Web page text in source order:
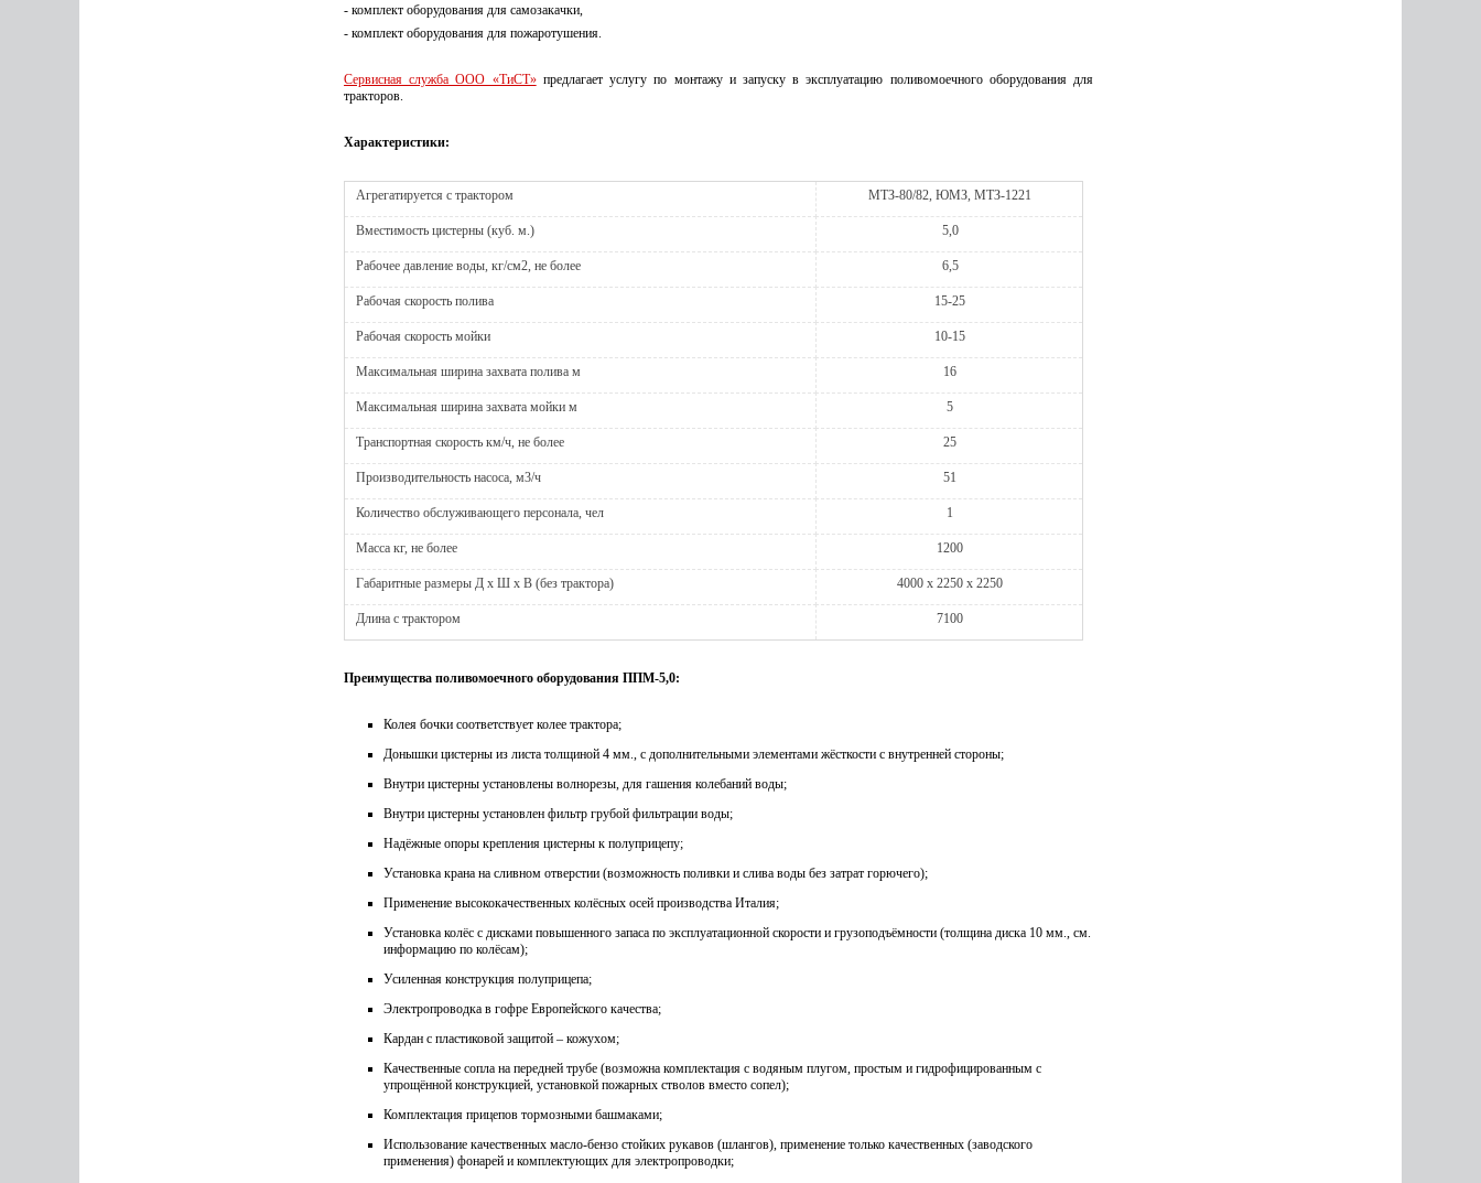
- комплект оборудования для самозакачки,
- комплект оборудования для пожаротушения.
Сервисная служба ООО «ТиСТ»предлагает услугу по монтажу и запуску в эксплуатацию поливомоечного оборудования для
тракторов.
Характеристики:
Агрегатируется с трактором МТЗ-80/82, ЮМЗ, МТЗ-1221
Вместимость цистерны (куб. м.) 5,0
Рабочее давление воды, кг/см2, не более 6,5
Рабочая скорость полива 15-25
Рабочая скорость мойки 10-15
Максимальная ширина захвата полива м 16
Максимальная ширина захвата мойки м 5
Транспортная скорость км/ч, не более 25
Производительность насоса, м3/ч 51
Количество обслуживающего персонала, чел 1
Масса кг, не более 1200
Габаритные размеры Д х Ш х В (без трактора) 4000 х 2250 х 2250
Длина с трактором 7100
Преимущества поливомоечного оборудования ППМ-5,0:
Колея бочки соответствует колее трактора;
Донышки цистерны из листа толщиной 4 мм., с дополнительными элементами жёсткости с внутренней стороны;
Внутри цистерны установлены волнорезы, для гашения колебаний воды;
Внутри цистерны установлен фильтр грубой фильтрации воды;
Надёжные опоры крепления цистерны к полуприцепу;
Установка крана на сливном отверстии (возможность поливки и слива воды без затрат горючего);
Применение высококачественных колёсных осей производства Италия;
Установка колёс с дисками повышенного запаса по эксплуатационной скорости и грузоподъёмности (толщина диска 10 мм., см.
информацию по колёсам);
Усиленная конструкция полуприцепа;
Электропроводка в гофре Европейского качества;
Кардан с пластиковой защитой – кожухом;
Качественные сопла на передней трубе (возможна комплектация с водяным плугом, простым и гидрофицированным с
упрощённой конструкцией, установкой пожарных стволов вместо сопел);
Комплектация прицепов тормозными башмаками;
Использование качественных масло-бензо стойких рукавов (шлангов), применение только качественных (заводского
применения) фонарей и комплектующих для электропроводки;